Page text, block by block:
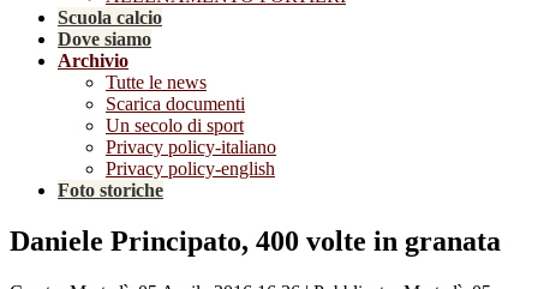
Scuola calcio
Dove siamo
Archivio
Tutte le news
Scarica documenti
Un secolo di sport
Privacy policy-italiano
Privacy policy-english
Foto storiche
Daniele Principato, 400 volte in granata